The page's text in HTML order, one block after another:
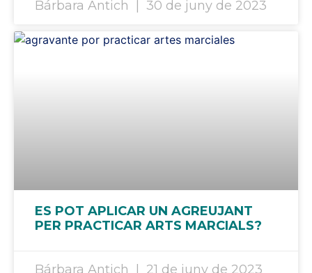
Bárbara Antich 30 de juny de 2023
ES POT APLICAR UN AGREUJANT
PER PRACTICAR ARTS MARCIALS?
Bárbara Antich 21 de juny de 2023